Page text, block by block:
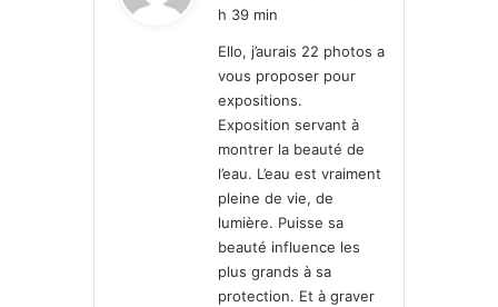
:
h 39 min
Ello, j’aurais 22 photos a
vous proposer pour
expositions.
Exposition servant à
montrer la beauté de
l’eau. L’eau est vraiment
pleine de vie, de
lumière. Puisse sa
beauté influence les
plus grands à sa
protection. Et à graver